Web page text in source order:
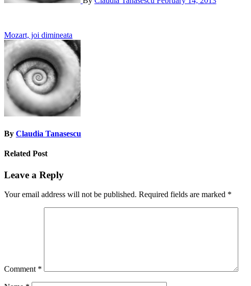
Post
navigation
Mozart, joi dimineata
By Claudia Tanasescu
Related Post
Leave a Reply
Your email address will not be published. Required fields are marked *
Comment *